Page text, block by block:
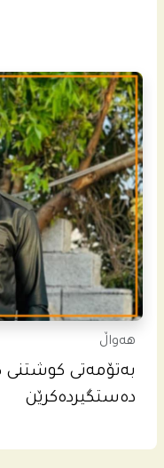
هەواڵ
دەستگیردەکرێن